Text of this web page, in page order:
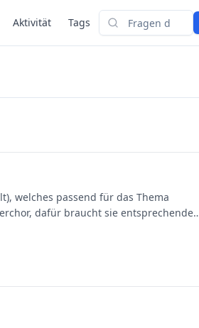
Aktivität Tags
Suchen
welches passend für das Thema
dafür braucht sie entsprechendes